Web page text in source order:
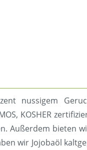
nussigem
KOSHER
Außerdem bieten
wir Jojobaöl